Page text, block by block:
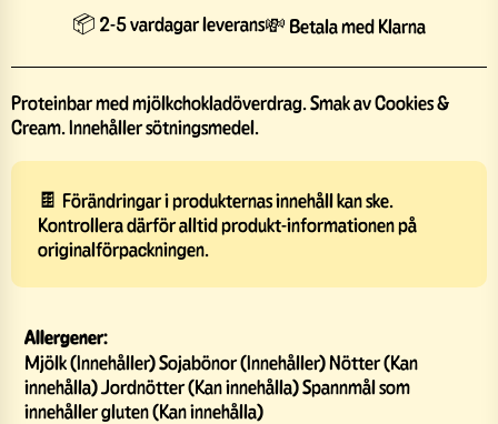
📦 2-5 vardagar leverans💸 Betala med Klarna
Proteinbar med mjölkchokladöverdrag. Smak av Cookies &
Cream. Innehåller sötningsmedel.
🍫 Förändringar i produkternas innehåll kan ske.
Kontrollera därför alltid produkt-informationen på
originalförpackningen.
Allergener:
Mjölk (Innehåller) Sojabönor (Innehåller) Nötter (Kan
innehålla) Jordnötter (Kan innehålla) Spannmål som
innehåller gluten (Kan innehålla)